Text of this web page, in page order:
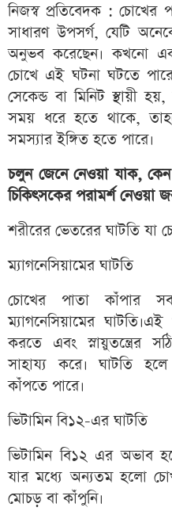
নিজস্ব প্রতিবেদক : চোখের
সাধারণ উপসর্গ, যেটি
অনুভব করেছেন। কখনো
চোখে এই ঘটনা ঘটতে
সেকেন্ড বা মিনিট স্থায়ী
সময় ধরে হতে থাকে,
সমস্যার ইঙ্গিত হতে পারে।
চলুন জেনে নেওয়া যাক,
চিকিৎসকের পরামর্শ নেওয়া
শরীরের ভেতরের ঘাটতি যা
ম্যাগনেসিয়ামের ঘাটতি
চোখের পাতা কাঁপার
ম্যাগনেসিয়ামের
করতে এবং স্নায়ুতন্ত্রের
সাহায্য করে। ঘাটতি হলে
কাঁপতে পারে।
ভিটামিন বি১২-এর ঘাটতি
ভিটামিন বি১২ এর অভাব
যার মধ্যে অন্যতম হলো
মোচড় বা কাঁপুনি।